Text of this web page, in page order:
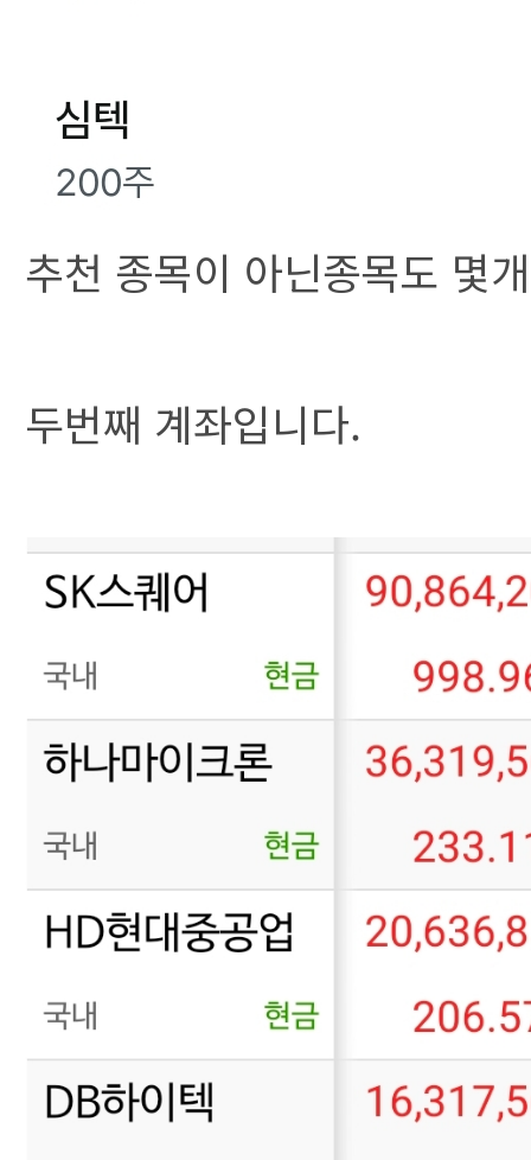
추천 종목이 아닌종목도 몇
두번째 계좌입니다.